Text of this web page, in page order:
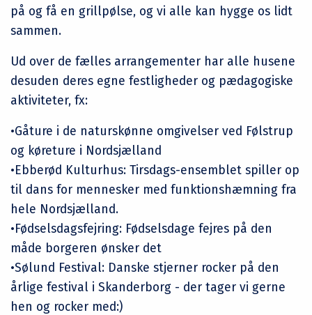
på og få en grillpølse, og vi alle kan hygge os lidt
sammen.
Ud over de fælles arrangementer har alle husene
desuden deres egne festligheder og pædagogiske
aktiviteter, fx:
•Gåture i de naturskønne omgivelser ved Følstrup
og køreture i Nordsjælland
•Ebberød Kulturhus: Tirsdags-ensemblet spiller op
til dans for mennesker med funktionshæmning fra
hele Nordsjælland.
•Fødselsdagsfejring: Fødselsdage fejres på den
måde borgeren ønsker det
•Sølund Festival: Danske stjerner rocker på den
årlige festival i Skanderborg - der tager vi gerne
hen og rocker med:)